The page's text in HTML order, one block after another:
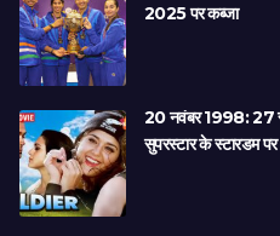
2025 पर कब्जा
20 नवंबर 1998: 27
सुपरस्टार के स्टारडम